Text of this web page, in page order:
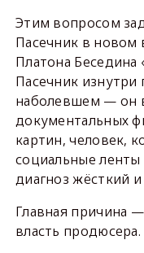
Этим вопросом
Пасечник в новом
Платона Беседина
Пасечник изнутри
наболевшем — он
документальных
картин, человек,
социальные ленты
диагноз жёсткий
Главная причина
власть продюсера.